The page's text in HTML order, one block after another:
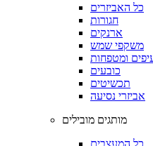
כל האביזרים
חגורות
ארנקים
משקפי שמש
ומטפחות
כובעים
תכשיטים
אביזרי נסיעה
מותגים מובילים
כל המעצבים